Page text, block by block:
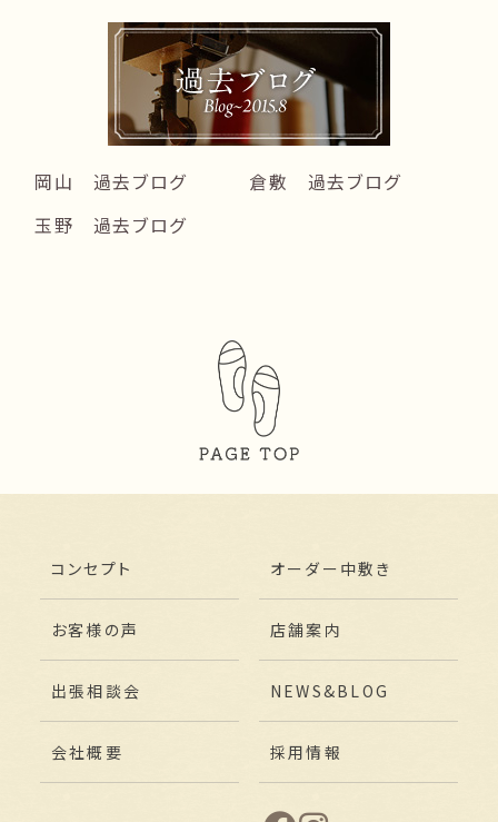
岡山 過去ブログ
倉敷 過去ブログ
玉野 過去ブログ
コンセプト オーダー中敷き
お客様の声 店舗案内
出張相談会 NEWS&BLOG
会社概要 採用情報